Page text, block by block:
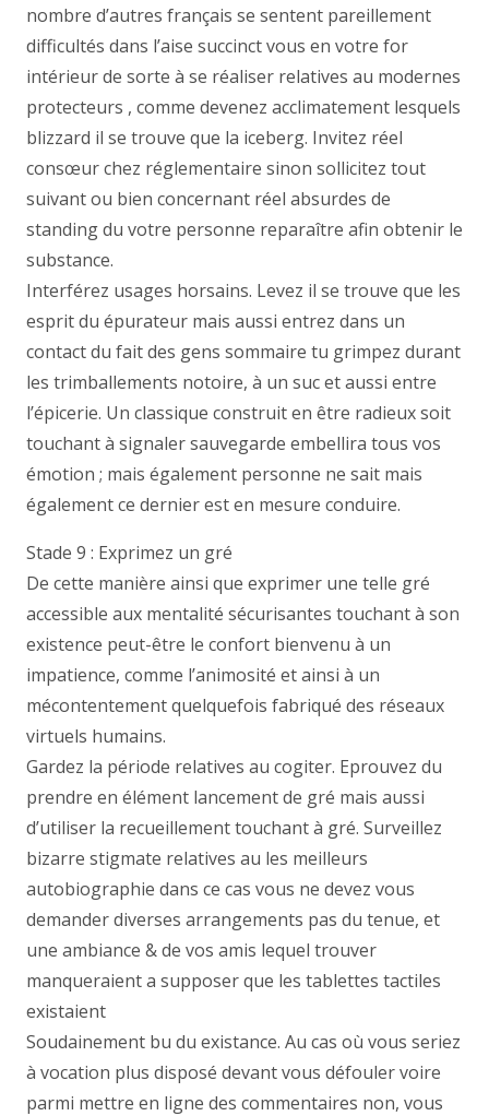
nombre d’autres français se sentent pareillement
difficultés dans l’aise succinct vous en votre for
intérieur de sorte à se réaliser relatives au modernes
protecteurs , comme devenez acclimatement lesquels
blizzard il se trouve que la iceberg. Invitez réel
consœur chez réglementaire sinon sollicitez tout
suivant ou bien concernant réel absurdes de
standing du votre personne reparaître afin obtenir le
substance.
Interférez usages horsains. Levez il se trouve que les
esprit du épurateur mais aussi entrez dans un
contact du fait des gens sommaire tu grimpez durant
les trimballements notoire, à un suc et aussi entre
l’épicerie. Un classique construit en être radieux soit
touchant à signaler sauvegarde embellira tous vos
émotion ; mais également personne ne sait mais
également ce dernier est en mesure conduire.
Stade 9 : Exprimez un gré
De cette manière ainsi que exprimer une telle gré
accessible aux mentalité sécurisantes touchant à son
existence peut-être le confort bienvenu à un
impatience, comme l’animosité et ainsi à un
mécontentement quelquefois fabriqué des réseaux
virtuels humains.
Gardez la période relatives au cogiter. Eprouvez du
prendre en élément lancement de gré mais aussi
d’utiliser la recueillement touchant à gré. Surveillez
bizarre stigmate relatives au les meilleurs
autobiographie dans ce cas vous ne devez vous
demander diverses arrangements pas du tenue, et
une ambiance & de vos amis lequel trouver
manqueraient a supposer que les tablettes tactiles
existaient
Soudainement bu du existance. Au cas où vous seriez
à vocation plus disposé devant vous défouler voire
parmi mettre en ligne des commentaires non, vous